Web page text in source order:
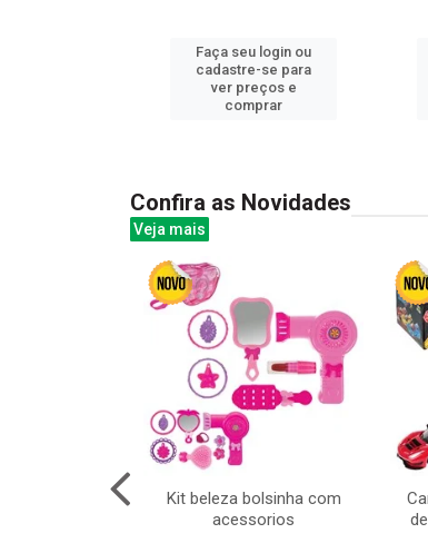
Faça seu login ou
cadastre-se para
ver preços e
comprar
Confira as Novidades
Veja mais
Kit beleza bolsinha com
acessorios